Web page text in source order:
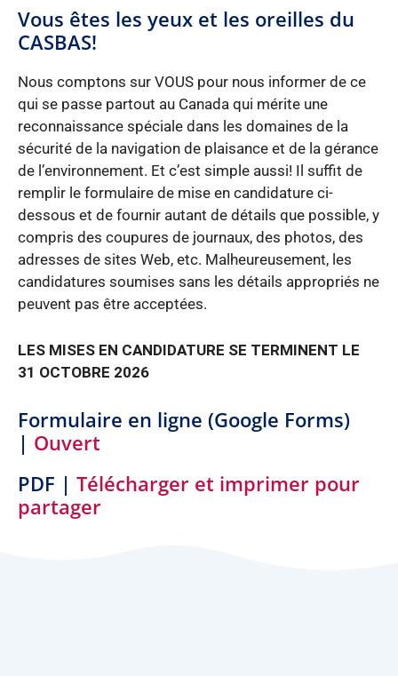
Vous êtes les yeux et les oreilles du
CASBAS!
Nous comptons sur VOUS pour nous informer de ce
qui se passe partout au Canada qui mérite une
reconnaissance spéciale dans les domaines de la
sécurité de la navigation de plaisance et de la gérance
de l’environnement. Et c’est simple aussi! Il suffit de
remplir le formulaire de mise en candidature ci-
dessous et de fournir autant de détails que possible, y
compris des coupures de journaux, des photos, des
adresses de sites Web, etc. Malheureusement, les
candidatures soumises sans les détails appropriés ne
peuvent pas être acceptées.
LES MISES EN CANDIDATURE SE TERMINENT LE
31 OCTOBRE 2026
Formulaire en ligne (Google Forms)
| Ouvert
PDF | Télécharger et imprimer pour
partager